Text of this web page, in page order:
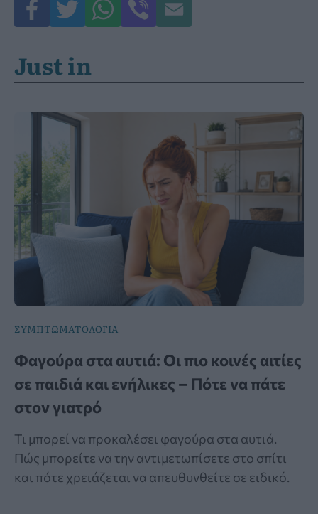
Just in
ΣΥΜΠΤΩΜΑΤΟΛΟΓΙΑ
Φαγούρα στα αυτιά: Οι πιο κοινές αιτίες
σε παιδιά και ενήλικες – Πότε να πάτε
στον γιατρό
Τι μπορεί να προκαλέσει φαγούρα στα αυτιά.
Πώς μπορείτε να την αντιμετωπίσετε στο σπίτι
και πότε χρειάζεται να απευθυνθείτε σε ειδικό.